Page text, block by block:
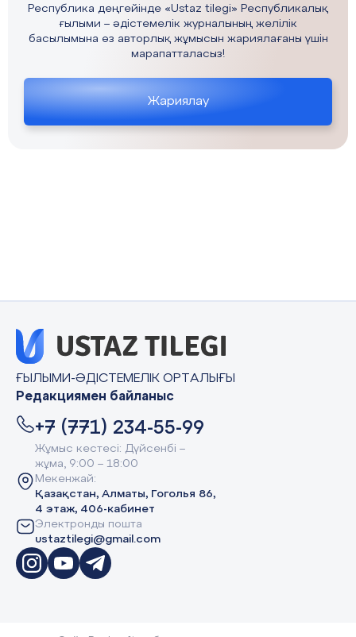
Республика деңгейінде «Ustaz tilegi» Республикалық
ғылыми – әдістемелік журналының желілік
басылымына өз авторлық жұмысын жариялағаны үшін
марапатталасыз!
Жариялау
ҒЫЛЫМИ-ӘДІСТЕМЕЛІК ОРТАЛЫҒЫ
Редакциямен байланыс
+7 (771) 234-55-99
Жұмыс кестесі: Дүйсенбі –
жұма, 9:00 – 18:00
Мекенжай:
Қазақстан, Алматы, Гоголья 86,
4 этаж, 406-кабинет
Электронды пошта
ustaztilegi@gmail.com